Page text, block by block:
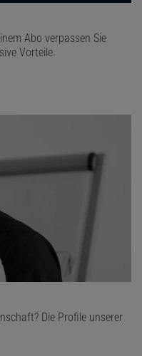
Abo verpassen Sie
Vorteile.
Die Profile unserer